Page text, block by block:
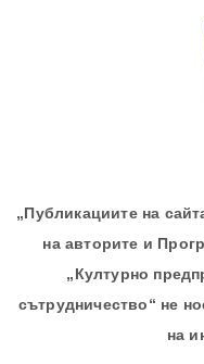
„Публикациите на
на авторите и
„Културно
сътрудничество“ не
на